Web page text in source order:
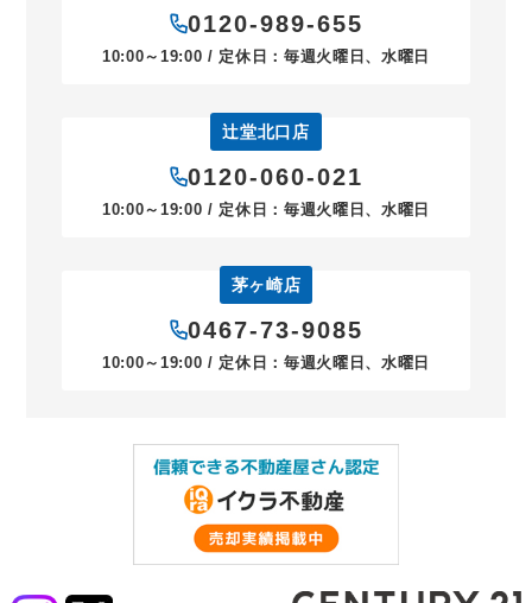
0120-989-655
10:00～19:00 / 定休日：毎週火曜日、水曜日
辻堂北口店
0120-060-021
10:00～19:00 / 定休日：毎週火曜日、水曜日
茅ヶ崎店
0467-73-9085
10:00～19:00 / 定休日：毎週火曜日、水曜日